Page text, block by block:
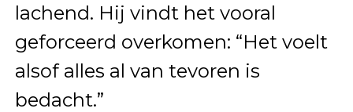
lachend. Hij vindt het vooral
geforceerd overkomen: “Het voelt
alsof alles al van tevoren is
bedacht.”